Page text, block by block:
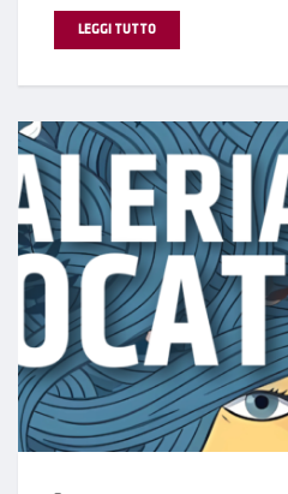
LEGGI TUTTO